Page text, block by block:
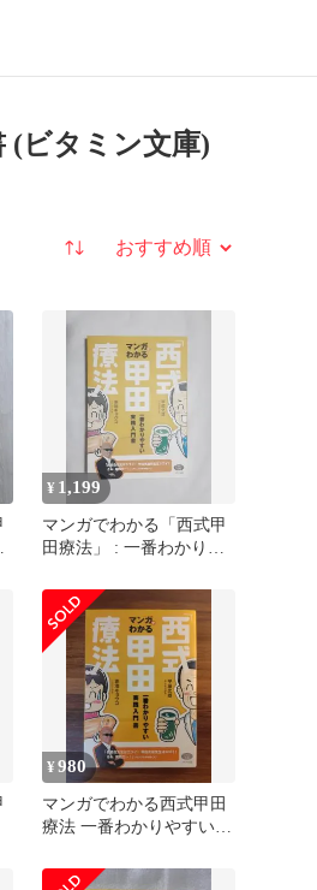
(ビタミン文庫)
並び替え
¥ 1,199
マンガでわかる「西式甲
田療法」 : 一番わかりや
¥980
マンガでわかる西式甲田
療法 一番わかりやすい実